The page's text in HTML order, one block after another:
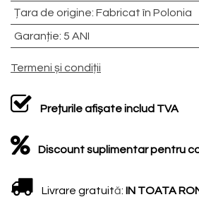
Țara de origine: Fabricat în Polonia
Garanție: 5 ANI
Termeni și condiții
Prețurile afișate includ TVA
Discount suplimentar pentru
Livrare gratuită: IN TOATA